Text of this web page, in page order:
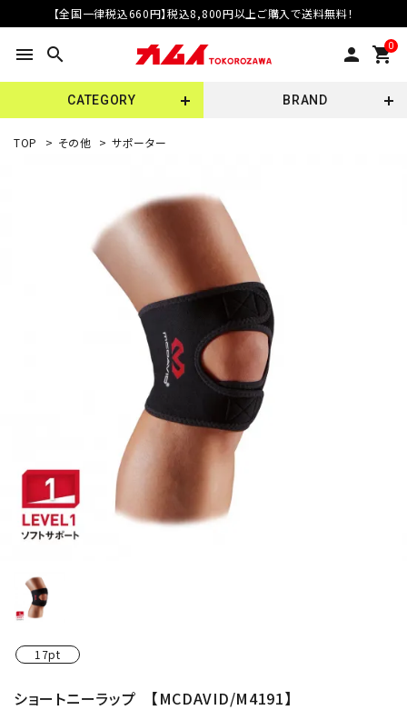
【全国一律税込660円】税込8,800円以上ご購入で送料無料！
menu search person 0
shopping_cart
CATEGORY BRAND
TOP > その他 > サポーター
17pt
ショートニーラップ 【MCDAVID/M4191】